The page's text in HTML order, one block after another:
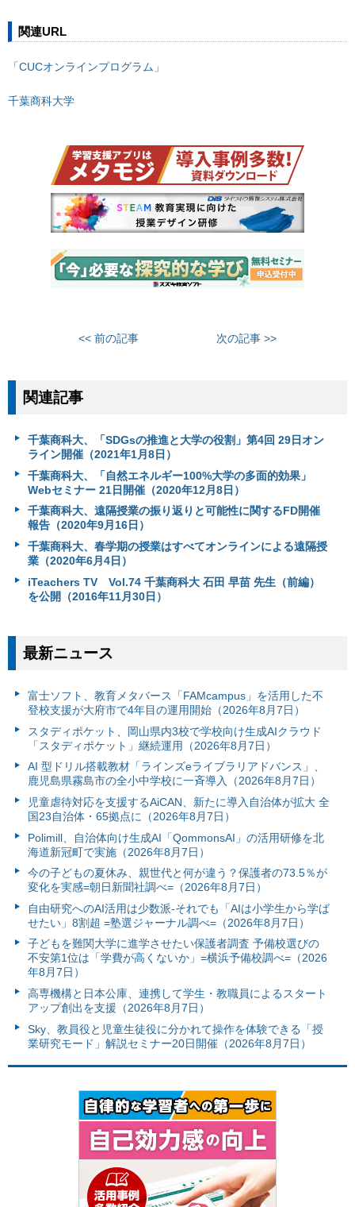
関連URL
「CUCオンラインプログラム」
千葉商科大学
<< 前の記事 次の記事 >>
関連記事
千葉商科大、「SDGsの推進と大学の役割」第4回 29日オン
ライン開催（2021年1月8日）
千葉商科大、「自然エネルギー100%大学の多面的効果」
Webセミナー 21日開催（2020年12月8日）
千葉商科大、遠隔授業の振り返りと可能性に関するFD開催
報告（2020年9月16日）
千葉商科大、春学期の授業はすべてオンラインによる遠隔授
業（2020年6月4日）
iTeachers TV Vol.74 千葉商科大 石田 早苗 先生（前編）
を公開（2016年11月30日）
最新ニュース
富⼠ソフト、教育メタバース「FAMcampus」を活用した不
登校支援が大府市で4年目の運用開始（2026年8月7日）
スタディポケット、岡山県内3校で学校向け生成AIクラウド
「スタディポケット」継続運用（2026年8月7日）
AI 型ドリル搭載教材「ラインズeライブラリアドバンス」、
鹿児島県霧島市の全小中学校に一斉導入（2026年8月7日）
児童虐待対応を支援するAiCAN、新たに導入自治体が拡大 全
国23自治体・65拠点に（2026年8月7日）
Polimill、自治体向け生成AI「QommonsAI」の活用研修を北
海道新冠町で実施（2026年8月7日）
今の子どもの夏休み、親世代と何が違う？保護者の73.5％が
変化を実感=朝日新聞社調べ=（2026年8月7日）
自由研究へのAI活用は少数派-それでも「AIは小学生から学ば
せたい」8割超 =塾選ジャーナル調べ=（2026年8月7日）
子どもを難関大学に進学させたい保護者調査 予備校選びの
不安第1位は「学費が高くないか」=横浜予備校調べ=（2026
年8月7日）
高専機構と日本公庫、連携して学生・教職員によるスタート
アップ創出を支援（2026年8月7日）
Sky、教員役と児童生徒役に分かれて操作を体験できる「授
業研究モード」解説セミナー20日開催（2026年8月7日）